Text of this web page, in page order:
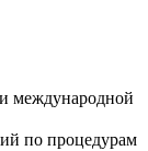
международной
по процедурам